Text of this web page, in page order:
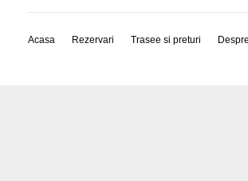
Acasa Rezervari Trasee si preturi